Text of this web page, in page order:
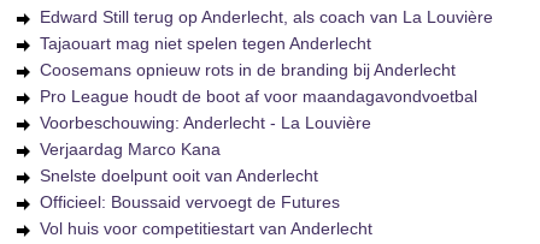
Edward Still terug op Anderlecht, als coach van La Louvière
Tajaouart mag niet spelen tegen Anderlecht
Coosemans opnieuw rots in de branding bij Anderlecht
Pro League houdt de boot af voor maandagavondvoetbal
Voorbeschouwing: Anderlecht - La Louvière
Verjaardag Marco Kana
Snelste doelpunt ooit van Anderlecht
Officieel: Boussaid vervoegt de Futures
Vol huis voor competitiestart van Anderlecht